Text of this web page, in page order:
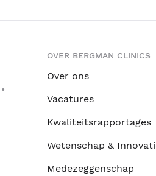
.
OVER BERGMAN CLINICS
Over ons
Vacatures
Kwaliteitsrapportages
Wetenschap &
Medezeggenschap